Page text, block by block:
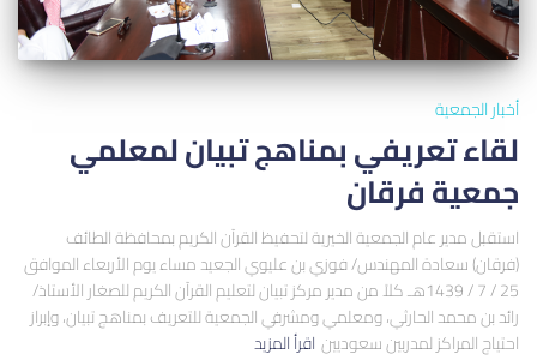
أخبار الجمعية
لقاء تعريفي بمناهج تبيان لمعلمي
جمعية فرقان
استقبل مدير عام الجمعية الخيرية لتحفيظ القرآن الكريم بمحافظة الطائف
(فرقان) سعادة المهندس/ فوزي بن عليوي الجعيد مساء يوم الأربعاء الموافق
25 / 7 / 1439هـ كلاً من مدير مركز تبيان لتعليم القرآن الكريم للصغار الأستاذ/
رائد بن محمد الحارثي، ومعلمي ومشرفي الجمعية للتعريف بمناهج تبيان، وإبراز
احتياج المراكز لمدربين سعوديين اقرأ المزيد